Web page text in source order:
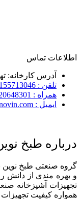
اطلاعات تماس
آدرس کارخانه:
تلفن : 02155713046
همراه : 09120648301
ایمیل : info@tabkhnovin.com
درباره طبخ
گروه صنعتی طبخ نوین
تجهیزات آشپزخانه
همواره کیفیت